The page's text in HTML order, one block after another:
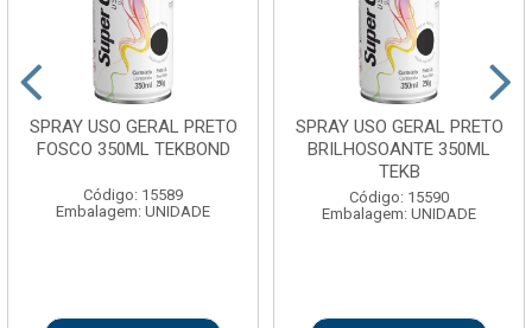
SPRAY USO GERAL PRETO
FOSCO 350ML TEKBOND
Código: 15589
Embalagem: UNIDADE
SPRAY USO GERAL PRETO
BRILHOSOANTE 350ML
TEKB
Código: 15590
Embalagem: UNIDADE